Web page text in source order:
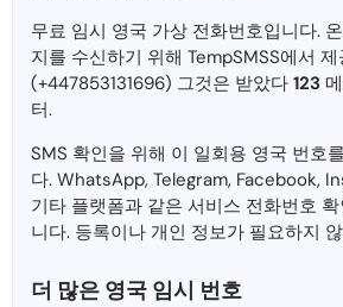
무료 임시 영국 가상 전화번호입니다.
지를 수신하기 위해 TempSMSS에서 제
(+447853131696) 그것은 받았다 123
터.
SMS 확인을 위해 이 일회용 영국 번호
다. WhatsApp, Telegram, Facebook,
기타 플랫폼과 같은 서비스 전화번호
니다. 등록이나 개인 정보가 필요하지
더 많은 영국 임시 번호